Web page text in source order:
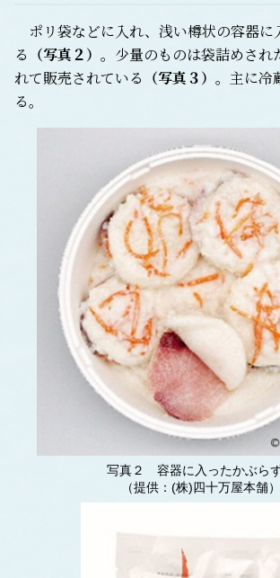
ポリ袋などに入れ、浅い樽状の容器に
る （写真２） 。少量のものは袋詰めされ
れて販売されている （写真３） 。主に冷
る。
写真２ 容器に入ったかぶら
（提供：(株)四十万屋本舗）